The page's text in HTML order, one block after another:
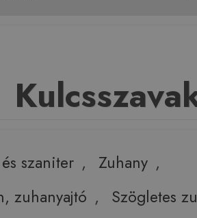
szaniter , Zuhany ,
zuhanyajtó ,
Szögletes